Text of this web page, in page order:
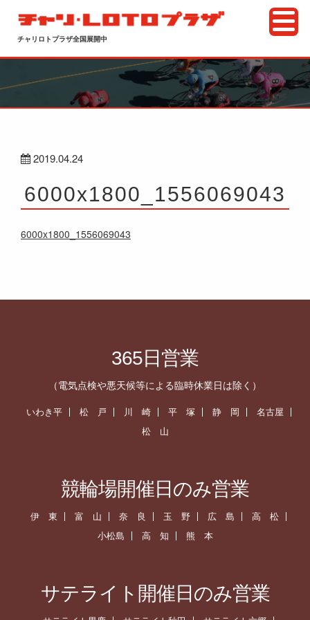
チャリロトプラザ全国展開中
2019.04.24
6000x1800_1556069043
6000x1800_1556069043
365日営業
（電気点検や悪天候等による臨時休業日は除く）
いわき平 松 戸 川 崎 平 塚 静 岡
名古屋
松 山
競輪場開催日のみ営業
伊 東 富 山 奈 良 玉 野 広 島
高 松
小松島
高 知 熊 本
サテライト開催日のみ営業